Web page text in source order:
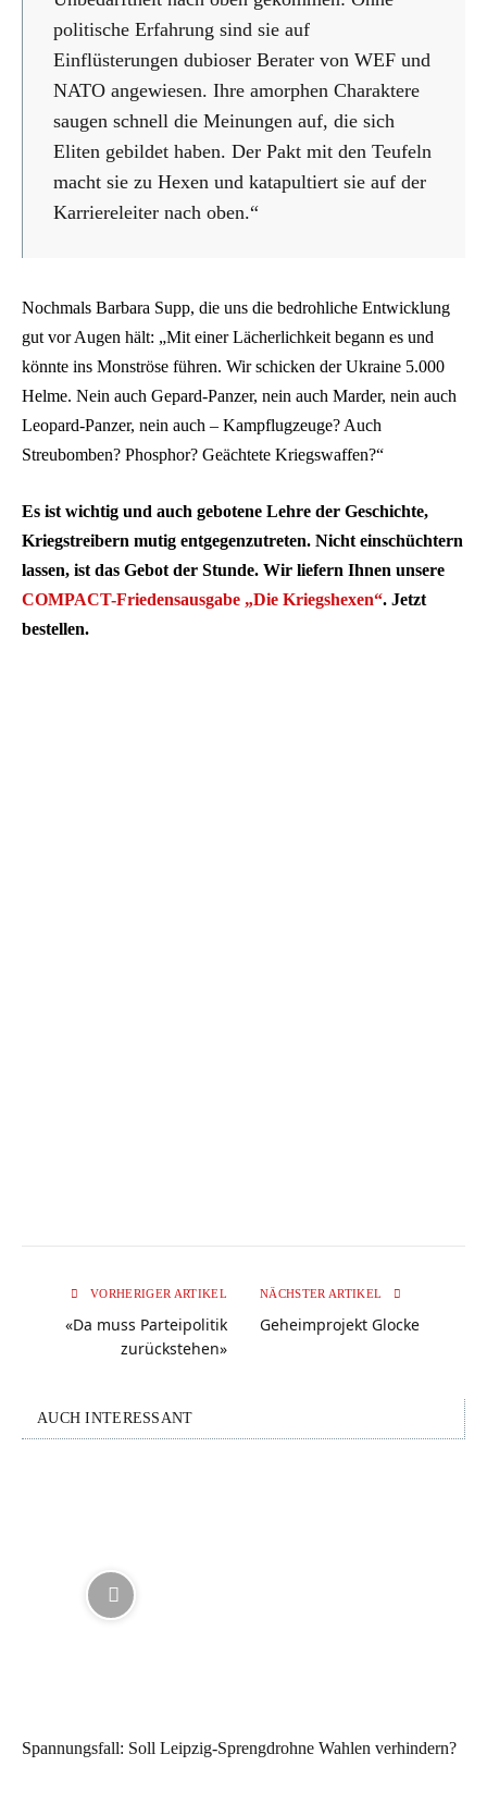
politische Erfahrung sind sie auf
Einflüsterungen dubioser Berater von WEF und
NATO angewiesen. Ihre amorphen Charaktere
saugen schnell die Meinungen auf, die sich
Eliten gebildet haben. Der Pakt mit den Teufeln
macht sie zu Hexen und katapultiert sie auf der
Karriereleiter nach oben.“
Nochmals Barbara Supp, die uns die bedrohliche Entwicklung
gut vor Augen hält: „Mit einer Lächerlichkeit begann es und
könnte ins Monströse führen. Wir schicken der Ukraine 5.000
Helme. Nein auch Gepard-Panzer, nein auch Marder, nein auch
Leopard-Panzer, nein auch – Kampflugzeuge? Auch
Streubomben? Phosphor? Geächtete Kriegswaffen?“
Es ist wichtig und auch gebotene Lehre der Geschichte,
Kriegstreibern mutig entgegenzutreten. Nicht einschüchtern
lassen, ist das Gebot der Stunde. Wir liefern Ihnen unsere
COMPACT-Friedensausgabe „Die Kriegshexen“. Jetzt
bestellen.
VORHERIGER ARTIKEL
«Da muss Parteipolitik
zurückstehen»
NÄCHSTER ARTIKEL
Geheimprojekt Glocke
AUCH INTERESSANT
Spannungsfall: Soll Leipzig-Sprengdrohne Wahlen verhindern?